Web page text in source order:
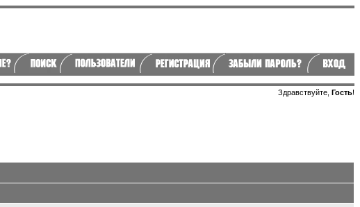
Здравствуйте, Гость!